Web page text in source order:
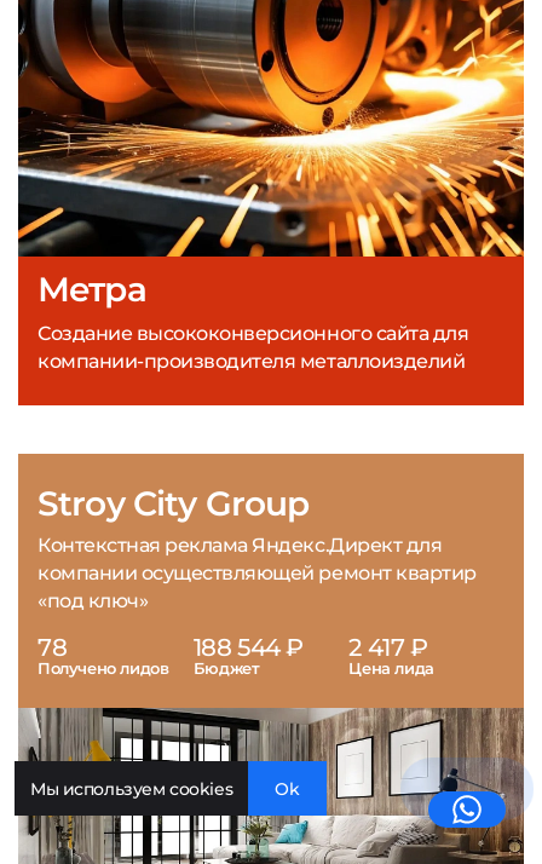
Метра
Создание высококонверсионного сайта для
компании-производителя металлоизделий
Stroy City Group
Контекстная реклама Яндекс.Директ для
компании осуществляющей ремонт квартир
«под ключ»
78
Получено лидов
188 544 ₽
Бюджет
2 417 ₽
Цена лида
Мы используем cookies Ok